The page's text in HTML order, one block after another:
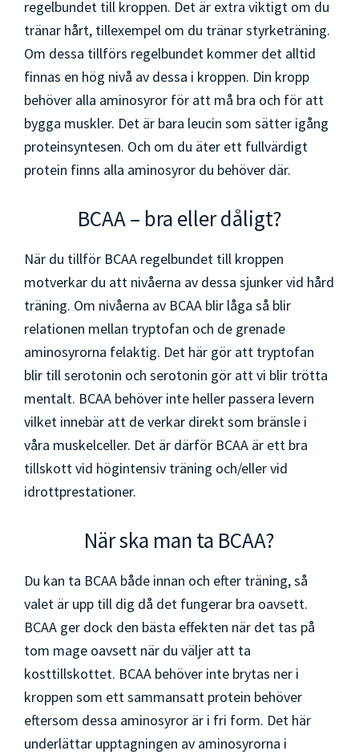
regelbundet till kroppen. Det är extra viktigt om du
tränar hårt, tillexempel om du tränar styrketräning.
Om dessa tillförs regelbundet kommer det alltid
finnas en hög nivå av dessa i kroppen. Din kropp
behöver alla aminosyror för att må bra och för att
bygga muskler. Det är bara leucin som sätter igång
proteinsyntesen. Och om du äter ett fullvärdigt
protein finns alla aminosyror du behöver där.
BCAA – bra eller dåligt?
När du tillför BCAA regelbundet till kroppen
motverkar du att nivåerna av dessa sjunker vid hård
träning. Om nivåerna av BCAA blir låga så blir
relationen mellan tryptofan och de grenade
aminosyrorna felaktig. Det här gör att tryptofan
blir till serotonin och serotonin gör att vi blir trötta
mentalt. BCAA behöver inte heller passera levern
vilket innebär att de verkar direkt som bränsle i
våra muskelceller. Det är därför BCAA är ett bra
tillskott vid högintensiv träning och/eller vid
idrottprestationer.
När ska man ta BCAA?
Du kan ta BCAA både innan och efter träning, så
valet är upp till dig då det fungerar bra oavsett.
BCAA ger dock den bästa effekten när det tas på
tom mage oavsett när du väljer att ta
kosttillskottet. BCAA behöver inte brytas ner i
kroppen som ett sammansatt protein behöver
eftersom dessa aminosyror är i fri form. Det här
underlättar upptagningen av aminosyrorna i